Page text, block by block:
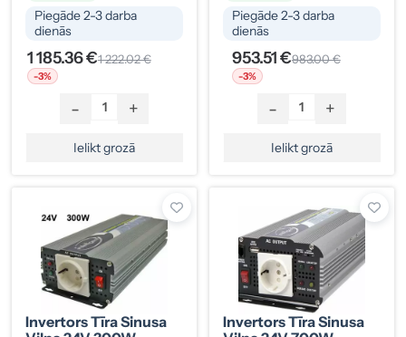
Piegāde 2-3 darba
dienās
1 185.36 €1 222.02 €
-3%
- +
Ielikt grozā
Piegāde 2-3 darba
dienās
953.51 €983.00 €
-3%
- +
Ielikt grozā
Invertors Tīra Sinusa
Invertors Tīra Sinusa